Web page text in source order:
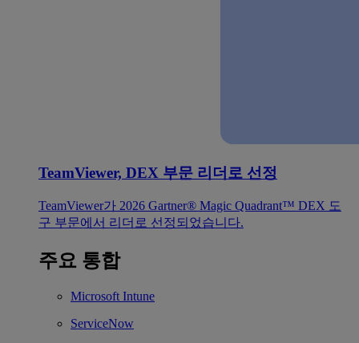
TeamViewer, DEX 부문 리더로 선정
TeamViewer가 2026 Gartner® Magic Quadrant™ DEX 도
구 부문에서 리더로 선정되었습니다.
주요 통합
Microsoft Intune
ServiceNow